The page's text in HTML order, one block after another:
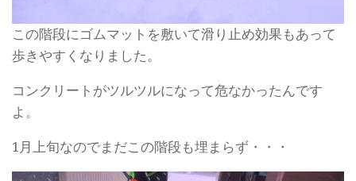
この階段にゴムマットを敷いて滑り止め効果もあって
歩きやすくなりました。
コンクリートがツルツルになって危なかったんです
よ。
1月上旬なのでまだこの階段も埋まらず・・・